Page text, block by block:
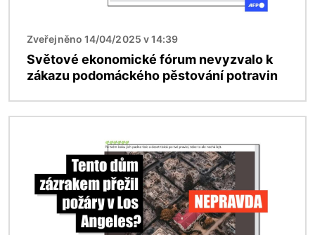
Zveřejněno 14/04/2025 v 14:39
Světové ekonomické fórum nevyzvalo k
zákazu podomáckého pěstování potravin